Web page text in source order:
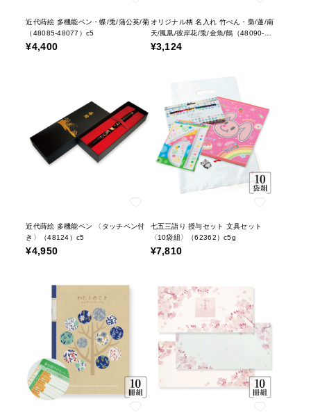
近代蒔絵 多機能ペン・蝶/兎/蒲公英/菊
（48085-48077）c5
¥4,400
オリジナル柄 名入れ 竹ぺん・梟/蓮/南
天/鳳凰/彼岸花/兎/金魚/鶴（48090-
48097）c5
¥3,124
近代蒔絵 多機能ペン 〈タッチペン付
き〉（48124）c5
¥4,950
七五三詣り 授与セット 文具セット
〈10袋組〉（62362）c5g
¥7,810